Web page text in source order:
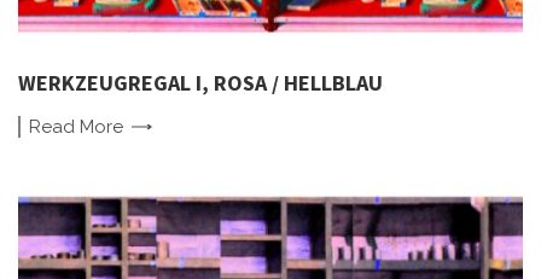
WERKZEUGREGAL I, ROSA / HELLBLAU
Read More